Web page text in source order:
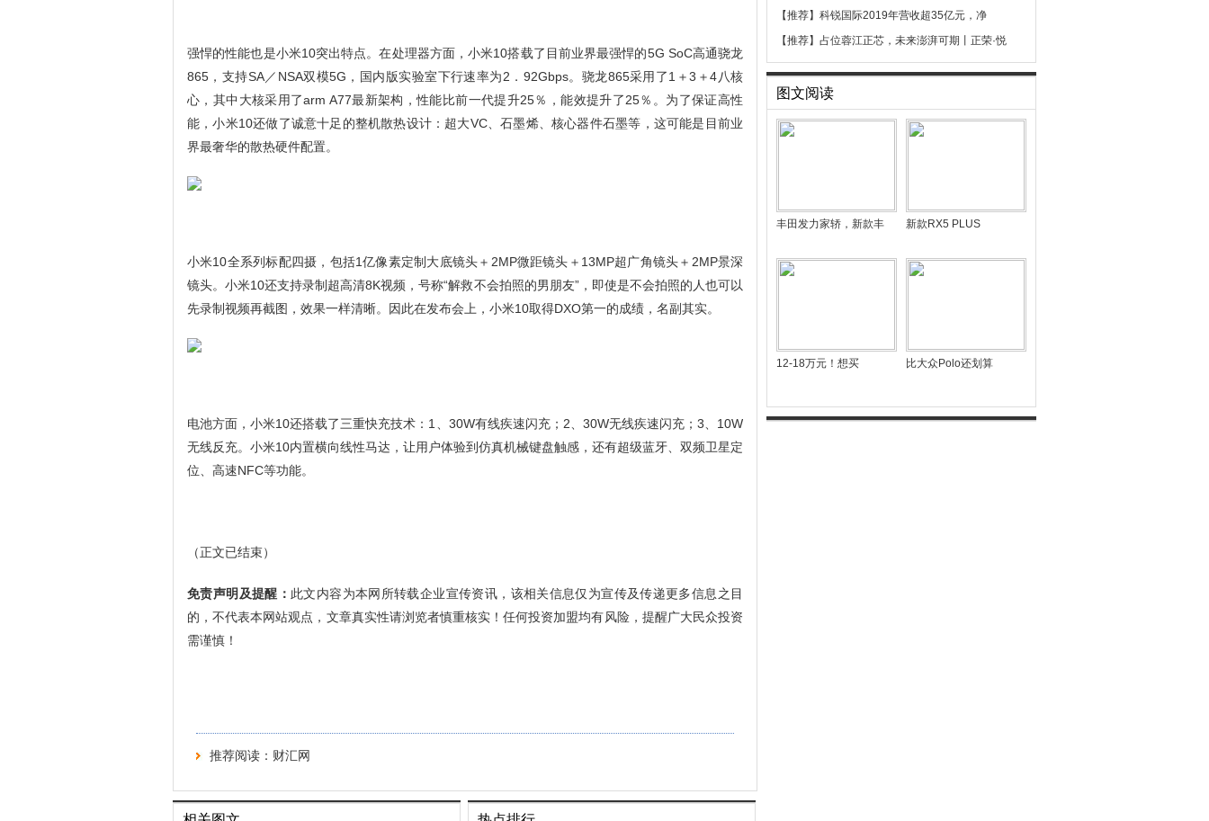
强悍的性能也是小米10突出特点。在处理器方面，小米10搭载了目前业界最强悍的5G SoC高通骁龙
865，支持SA／NSA双模5G，国内版实验室下行速率为2．92Gbps。骁龙865采用了1＋3＋4八核
心，其中大核采用了arm A77最新架构，性能比前一代提升25％，能效提升了25％。为了保证高性
能，小米10还做了诚意十足的整机散热设计：超大VC、石墨烯、核心器件石墨等，这可能是目前业
界最奢华的散热硬件配置。
小米10全系列标配四摄，包括1亿像素定制大底镜头＋2MP微距镜头＋13MP超广角镜头＋2MP景深
镜头。小米10还支持录制超高清8K视频，号称“解救不会拍照的男朋友”，即使是不会拍照的人也可以
先录制视频再截图，效果一样清晰。因此在发布会上，小米10取得DXO第一的成绩，名副其实。
电池方面，小米10还搭载了三重快充技术：1、30W有线疾速闪充；2、30W无线疾速闪充；3、10W
无线反充。小米10内置横向线性马达，让用户体验到仿真机械键盘触感，还有超级蓝牙、双频卫星定
位、高速NFC等功能。
（正文已结束）
免责声明及提醒： 此文内容为本网所转载企业宣传资讯，该相关信息仅为宣传及传递更多信息之目
的，不代表本网站观点，文章真实性请浏览者慎重核实！任何投资加盟均有风险，提醒广大民众投资
需谨慎！
推荐阅读： 财汇网
【推荐】 科锐国际2019年营收超35亿元，净
【推荐】 占位蓉江正芯，未来澎湃可期丨正荣·悦
图文阅读
丰田发力家轿，新款丰 新款RX5 PLUS
12-18万元！想买 比大众Polo还划算